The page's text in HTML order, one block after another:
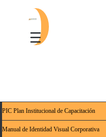
PIC Plan Institucional de Capacitación
Manual de Identidad Visual Corporativa